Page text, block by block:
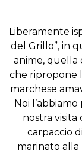
Liberamente
del Grillo”, in
anime, quella
che ripropone
marchese
Noi
nostra visita
carpaccio
marinato